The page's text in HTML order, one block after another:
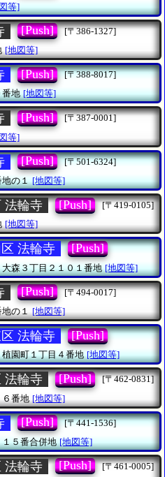
等]
[Push]
[〒386-1327]
[地図等]
[Push]
[〒388-8017]
地 [地図等]
[Push]
[〒387-0001]
等]
[Push]
[〒501-6324]
の１ [地図等]
法輪寺 [Push]
[〒419-0105]
[地図等]
法輪寺 [Push]
大森３丁目２１０１番地 [地図等]
[Push]
[〒494-0017]
の１ [地図等]
法輪寺 [Push]
植園町１丁目４番地 [地図等]
法輪寺 [Push]
[〒462-0831]
６番地 [地図等]
[Push]
[〒441-1536]
５番合併地 [地図等]
法輪寺 [Push] [〒461-0005]